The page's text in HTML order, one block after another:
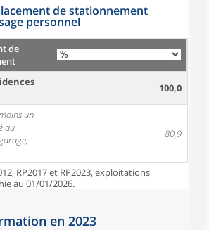
de stationnement
personnel
de
100,0
un
au
80,9
RP2017 et RP2023, exploitations
au 01/01/2026.
en 2023